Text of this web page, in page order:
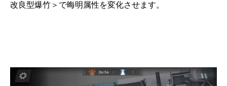
改良型爆竹＞で晦明属性を変化させます。